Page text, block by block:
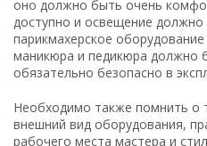
оно должно быть очень
доступно и освещение
парикмахерское
маникюра и педикюра должно
обязательно безопасно в
Необходимо также помнить о
внешний вид оборудования,
рабочего места мастера и